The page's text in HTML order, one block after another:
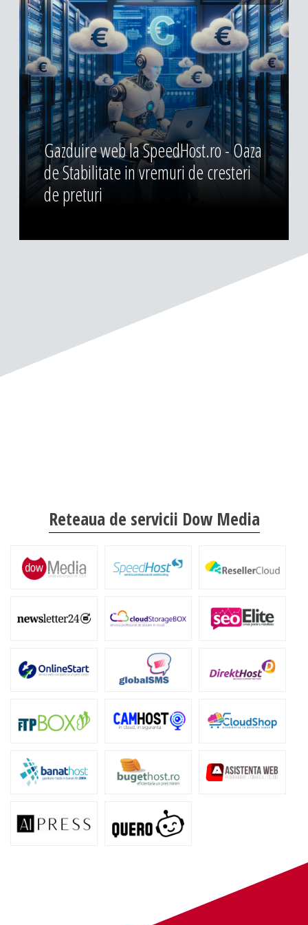
Gazduire web la SpeedHost.ro - Oaza
de Stabilitate in vremuri de cresteri
de preturi
Reteaua de servicii Dow Media